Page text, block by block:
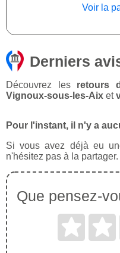
Voir la
Derniers
Découvrez les retours
Vignoux-sous-les-Aix et
Pour l'instant, il n'y a
Si vous avez déjà eu
n'hésitez pas à la partager.
Que pensez-